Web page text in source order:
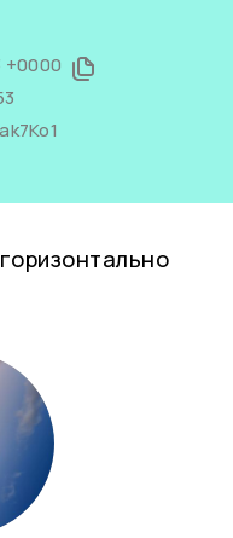
+0000